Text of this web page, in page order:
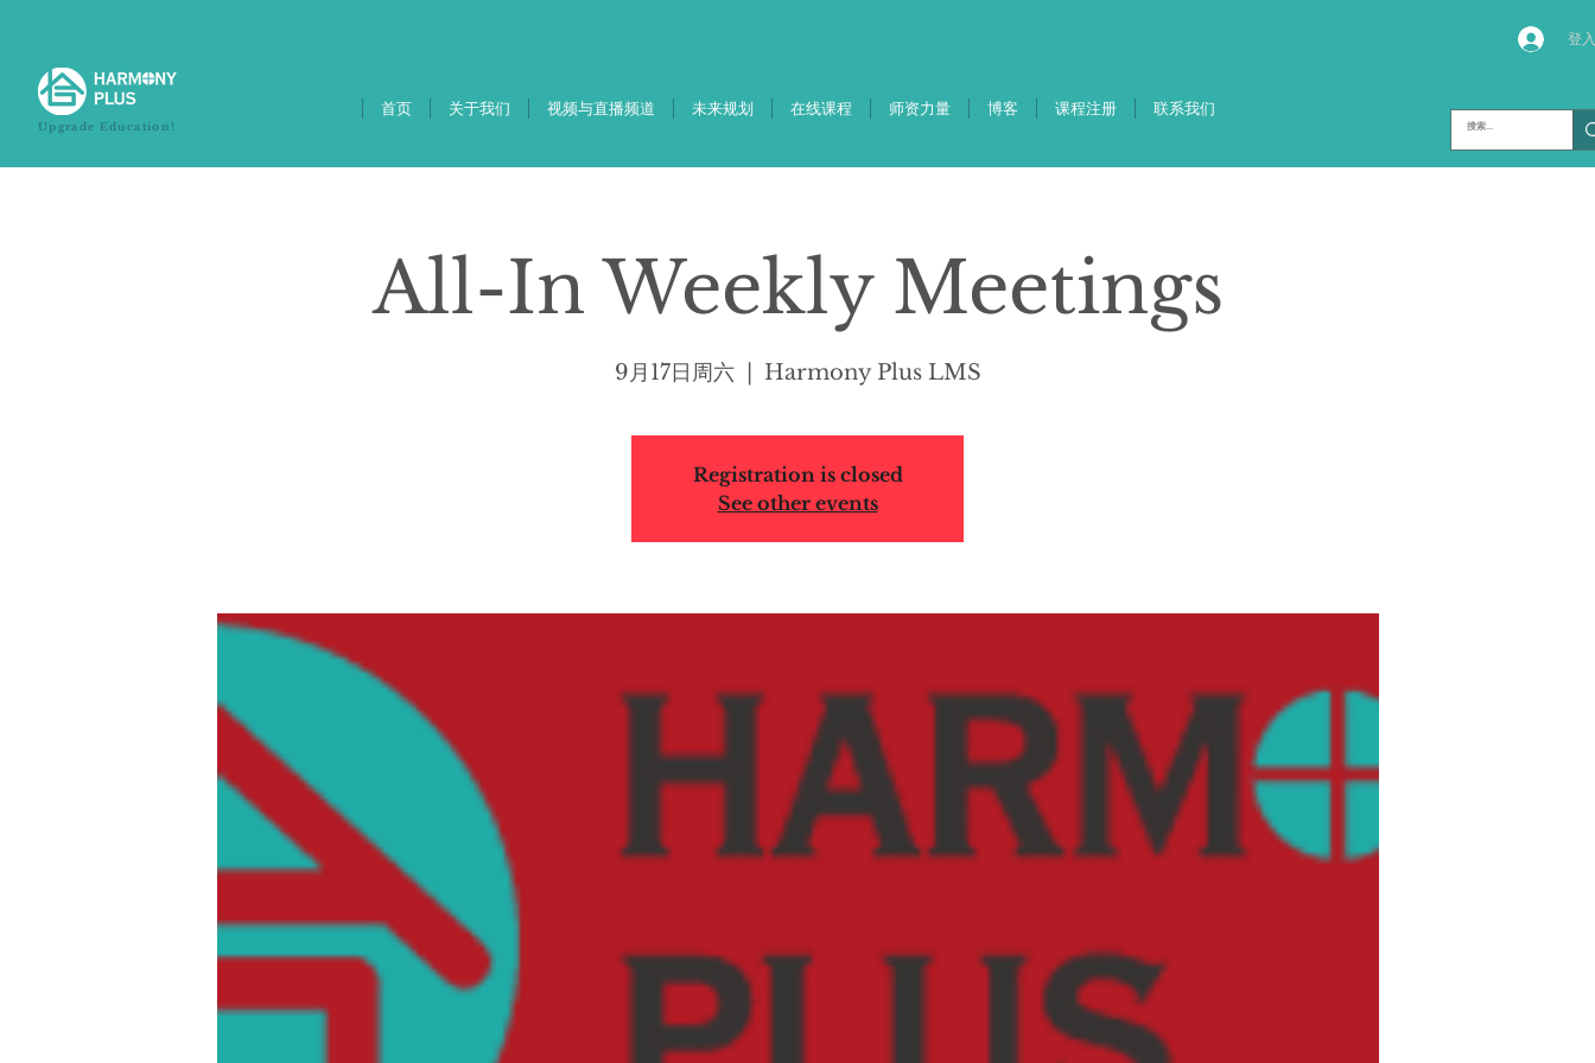
登入
首页 关于我们 视频与直播频道 未来规划 在线课程 师资力量 博客 课程注册 联系我们
Upgrade Education!
All-In Weekly Meetings
9月17日周六
  |
Harmony Plus LMS
Registration is closed
See other events